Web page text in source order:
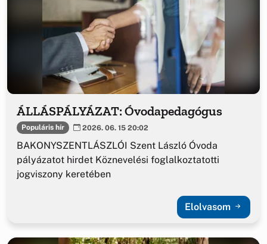
ÁLLÁSPÁLYÁZAT: Óvodapedagógus
Populáris hír 2026. 06. 15 20:02
BAKONYSZENTLÁSZLÓI Szent László Óvoda
pályázatot hirdet Köznevelési foglalkoztatotti
jogviszony keretében
Elolvasom